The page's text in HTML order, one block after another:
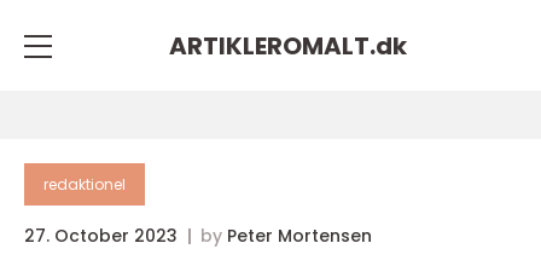
ARTIKLEROMALT.dk
redaktionel
27. October 2023 by Peter Mortensen